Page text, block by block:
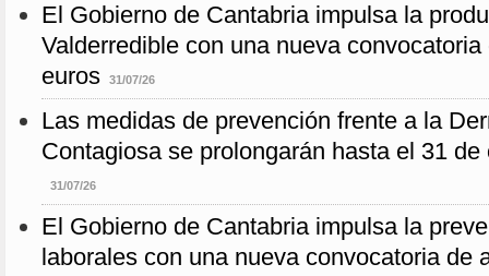
El Gobierno de Cantabria impulsa la
Valderredible con una nueva
euros
31/07/26
Las medidas de prevención frente a la
Contagiosa se prolongarán hasta el 31
31/07/26
El Gobierno de Cantabria impulsa la
laborales con una nueva convocatoria de